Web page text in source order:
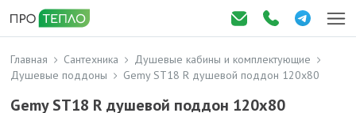
Главная Сантехника
Душевые кабины и комплектующие
Душевые поддоны
Gemy ST18 R душевой поддон 120x80
Gemy ST18 R душевой поддон 120x80